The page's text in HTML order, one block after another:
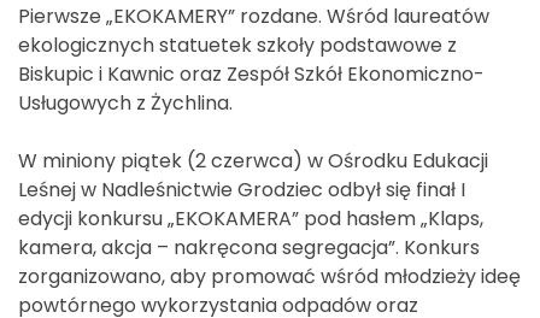
Pierwsze „EKOKAMERY” rozdane. Wśród laureatów
ekologicznych statuetek szkoły podstawowe z
Biskupic i Kawnic oraz Zespół Szkół Ekonomiczno-
Usługowych z Żychlina.
W miniony piątek (2 czerwca) w Ośrodku Edukacji
Leśnej w Nadleśnictwie Grodziec odbył się finał I
edycji konkursu „EKOKAMERA” pod hasłem „Klaps,
kamera, akcja – nakręcona segregacja”. Konkurs
zorganizowano, aby promować wśród młodzieży ideę
powtórnego wykorzystania odpadów oraz